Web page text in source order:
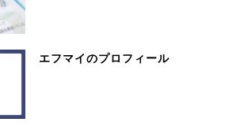
エフマイのプロフィール